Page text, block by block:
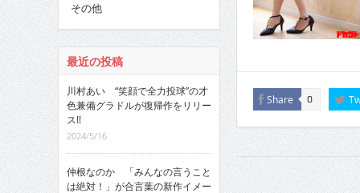
Share 0
その他
最近の投稿
川村あい “笑顔で全力投球”の才
色兼備グラドルが復帰作をリリー
ス!!
2024/5/16
仲根なのか 「みんなの言うこと
は絶対！」が合言葉の新作イメー